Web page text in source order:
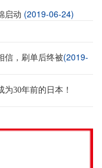
启动 (2019-06-24)
信，刷单后终被(2019-
30年前的日本！